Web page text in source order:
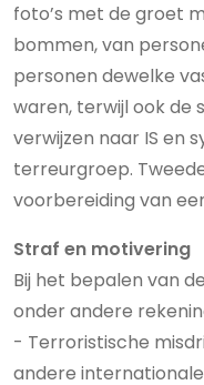
foto’s met de groet
bommen, van
personen dewelke
waren, terwijl ook de
verwijzen naar IS en
terreurgroep.
voorbereiding van
Straf en motivering
Bij het bepalen van
onder andere
- Terroristische
andere